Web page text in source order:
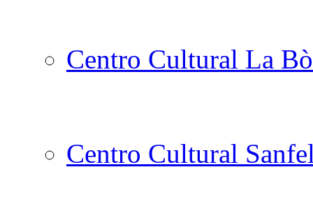
Centro Cultural La
Centro Cultural